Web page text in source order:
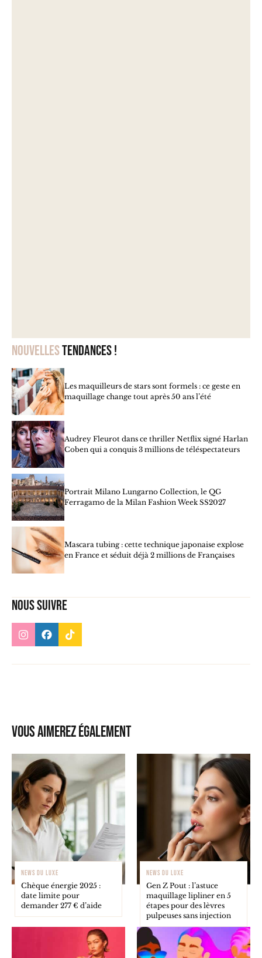
Nouvellestendances !
Les maquilleurs de stars sont formels : ce geste en
maquillage change tout après 50 ans l’été
Audrey Fleurot dans ce thriller Netflix signé Harlan
Coben qui a conquis 3 millions de téléspectateurs
Portrait Milano Lungarno Collection, le QG
Ferragamo de la Milan Fashion Week SS2027
Mascara tubing : cette technique japonaise explose
en France et séduit déjà 2 millions de Françaises
Nous suivre
Vous aimerez également
NEWS DU LUXE
Chèque énergie 2025 :
date limite pour
demander 277 € d’aide
NEWS DU LUXE
Gen Z Pout : l’astuce
maquillage lipliner en 5
étapes pour des lèvres
pulpeuses sans injection